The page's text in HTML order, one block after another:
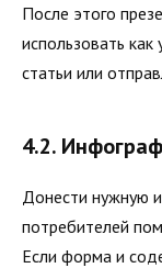
После этого
использовать как
статьи или
4.2.
Донести нужную
потребителей
Если форма и